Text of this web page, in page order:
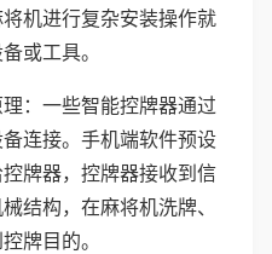
机进行复杂安装操作就
或工具。
：一些智能控牌器通过
连接。手机端软件预设
牌器，控牌器接收到信
结构，在麻将机洗牌、
牌目的。